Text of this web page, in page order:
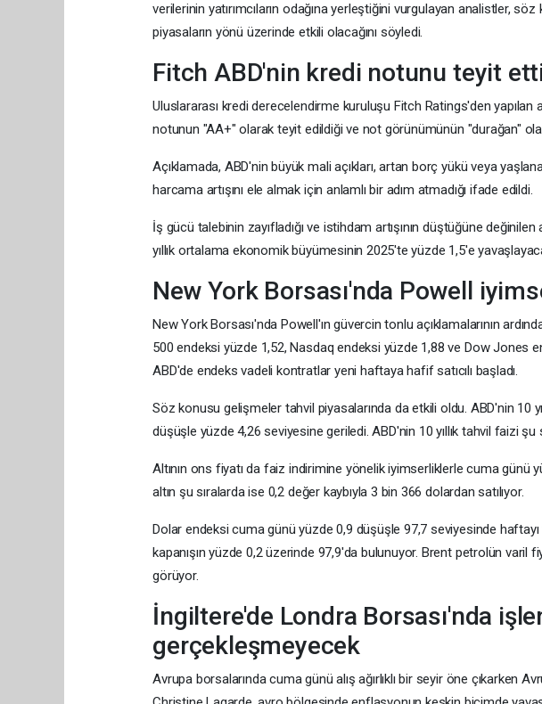
verilerinin yatırımcıların odağına yerleştiğini vurgulayan analistler,
piyasaların yönü üzerinde etkili olacağını söyledi.
Fitch ABD'nin kredi notunu teyit
Uluslararası kredi derecelendirme kuruluşu Fitch Ratings'den yapılan
notunun "AA+" olarak teyit edildiği ve not görünümünün "durağan"
Açıklamada, ABD'nin büyük mali açıkları, artan borç yükü veya
harcama artışını ele almak için anlamlı bir adım atmadığı ifade edildi.
İş gücü talebinin zayıfladığı ve istihdam artışının düştüğüne
yıllık ortalama ekonomik büyümesinin 2025'te yüzde 1,5'e
New York Borsası'nda Powell
New York Borsası'nda Powell'ın güvercin tonlu açıklamalarının
500 endeksi yüzde 1,52, Nasdaq endeksi yüzde 1,88 ve Dow Jones
ABD'de endeks vadeli kontratlar yeni haftaya hafif satıcılı başladı.
Söz konusu gelişmeler tahvil piyasalarında da etkili oldu. ABD'nin 10
düşüşle yüzde 4,26 seviyesine geriledi. ABD'nin 10 yıllık tahvil faizi
Altının ons fiyatı da faiz indirimine yönelik iyimserliklerle cuma günü
altın şu sıralarda ise 0,2 değer kaybıyla 3 bin 366 dolardan satılıyor.
Dolar endeksi cuma günü yüzde 0,9 düşüşle 97,7 seviyesinde
kapanışın yüzde 0,2 üzerinde 97,9'da bulunuyor. Brent petrolün varil
görüyor.
İngiltere'de Londra Borsası'nda
gerçekleşmeyecek
Avrupa borsalarında cuma günü alış ağırlıklı bir seyir öne çıkarken